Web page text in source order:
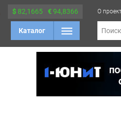
$ 82,1665 €94,8366
Каталог
О
Поиск